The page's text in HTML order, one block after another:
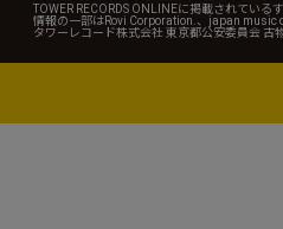
TOWER RECORDS ONLINEに掲載されてい
情報の一部はRovi Corporation.、japan music
タワーレコード株式会社 東京都公安委員会